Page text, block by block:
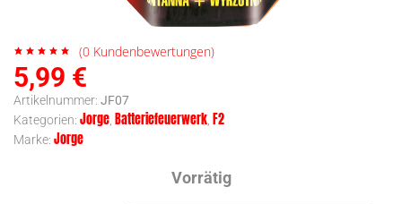
(0 Kundenbewertungen)
5,99 €
Artikelnummer: JF07
Kategorien: Jorge Batteriefeuerwerk F2
Marke: Jorge
Vorrätig